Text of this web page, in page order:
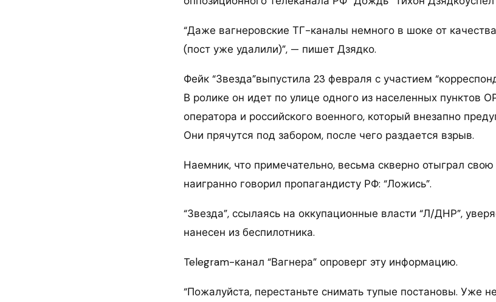
“Даже вагнеровские ТГ-каналы немного в шоке от
(пост уже удалили)”, — пишет Дзядко.
Фейк “Звезда”выпустила 23 февраля с участием
В ролике он идет по улице одного из населенных пунктов
оператора и российского военного, который внезапно
Они прячутся под забором, после чего раздается взрыв.
Наемник, что примечательно, весьма скверно отыграл
наигранно говорил пропагандисту РФ: “Ложись”.
“Звезда”, ссылаясь на оккупационные власти “Л/ДНР”,
нанесен из беспилотника.
Telegram-канал “Вагнера” опроверг эту информацию.
“Пожалуйста, перестаньте снимать тупые постановы. Уже